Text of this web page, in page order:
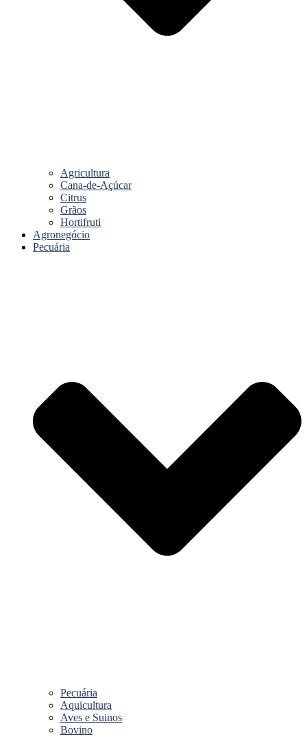
Agricultura
Cana-de-Açúcar
Citrus
Grãos
Hortifruti
Agronegócio
Pecuária
Pecuária
Aquicultura
Aves e Suinos
Bovino